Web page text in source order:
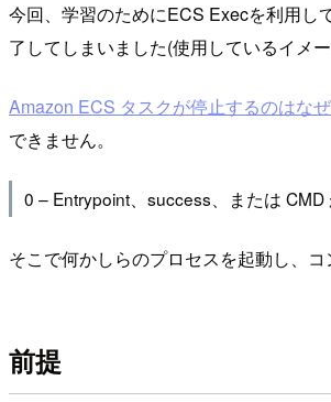
今回、学習のためにECS Execを利用し
了してしまいました(使用しているイメ
Amazon ECS タスクが停止するのはな
できません。
0 – Entrypoint、success、または
そこで何かしらのプロセスを起動し、
前提